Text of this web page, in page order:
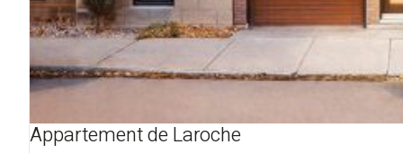
Appartement de Laroche